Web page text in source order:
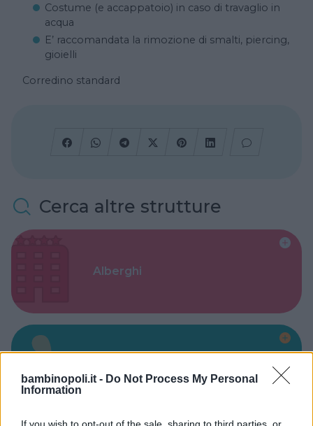
bambinopoli.it - Do Not Process My Personal
Information
Costume (e accappatoio) in caso di travaglio in
acqua
E’ raccomandata la rimozione di smalti, piercing,
gioielli
Corredino standard
Cerca altre strutture
Alberghi